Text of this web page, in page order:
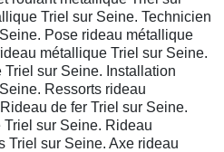
Triel sur Seine. Technicien
Pose rideau métallique
métallique Triel sur Seine.
sur Seine. Installation
Ressorts rideau
de fer Triel sur Seine.
sur Seine. Rideau
Triel sur Seine. Axe rideau